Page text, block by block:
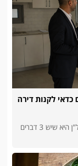
לקנות דירה
3' דק קריאה האמרה הכי ידועה בתחום הנדל"ן היא שיש 3 דברים